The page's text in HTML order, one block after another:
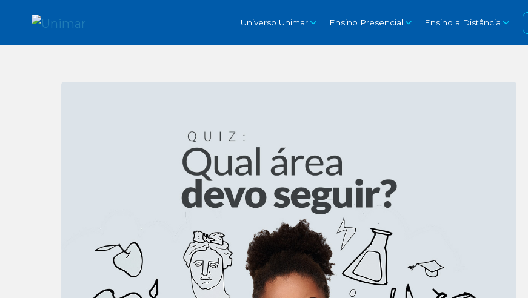
Universo Unimar Ensino Presencial Ensino a Distância